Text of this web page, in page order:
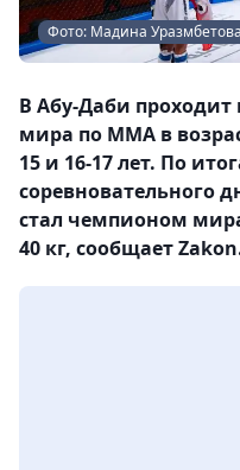
Фото: Мадина Уразмбетова
В Абу-Даби
мира по ММА в
15 и 16-17 лет. По
соревновательного
стал чемпионом
40 кг, сообщает